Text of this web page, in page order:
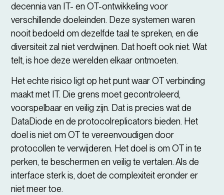
decennia van IT- en OT-ontwikkeling voor
verschillende doeleinden. Deze systemen waren
nooit bedoeld om dezelfde taal te spreken, en die
diversiteit zal niet verdwijnen. Dat hoeft ook niet. Wat
telt, is hoe deze werelden elkaar ontmoeten.
Het echte risico ligt op het punt waar OT verbinding
maakt met IT. Die grens moet gecontroleerd,
voorspelbaar en veilig zijn. Dat is precies wat de
DataDiode en de protocolreplicators bieden. Het
doel is niet om OT te vereenvoudigen door
protocollen te verwijderen. Het doel is om OT in te
perken, te beschermen en veilig te vertalen. Als de
interface sterk is, doet de complexiteit eronder er
niet meer toe.